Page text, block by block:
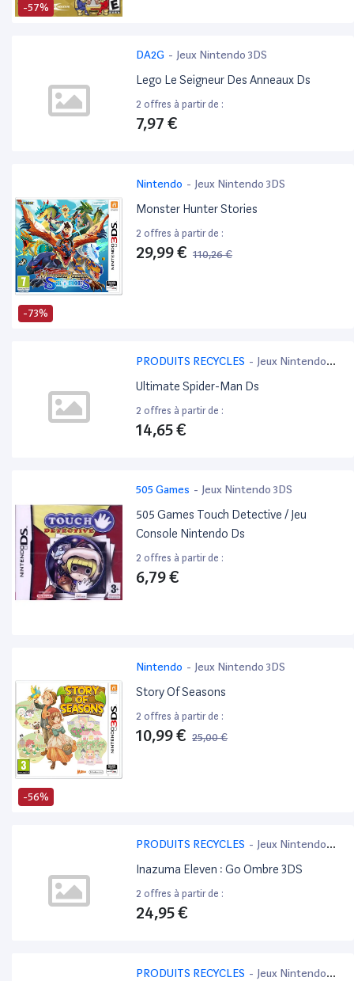
-57%
DA2G - Jeux Nintendo 3DS
Lego Le Seigneur Des Anneaux Ds
2 offres à partir de :
7,97 €
-73%
Nintendo - Jeux Nintendo 3DS
Monster Hunter Stories
2 offres à partir de :
29,99 € 110,26 €
PRODUITS RECYCLES - Jeux Nintendo
3DS
Ultimate Spider-Man Ds
2 offres à partir de :
14,65 €
505 Games - Jeux Nintendo 3DS
505 Games Touch Detective / Jeu
Console Nintendo Ds
2 offres à partir de :
6,79 €
-56%
Nintendo - Jeux Nintendo 3DS
Story Of Seasons
2 offres à partir de :
10,99 € 25,00 €
PRODUITS RECYCLES - Jeux Nintendo
3DS
Inazuma Eleven : Go Ombre 3DS
2 offres à partir de :
24,95 €
PRODUITS RECYCLES - Jeux Nintendo